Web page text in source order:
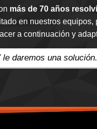
más de 70 años
en nuestros equipos,
a continuación y
le daremos una solución.